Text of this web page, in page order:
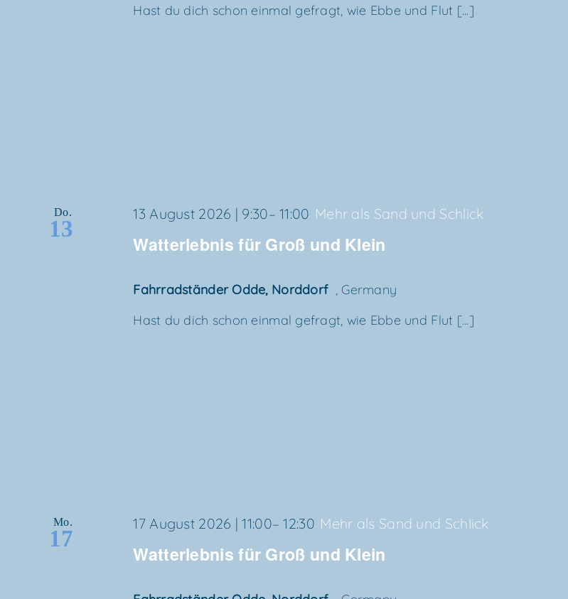
Hast du dich schon ein­mal gefragt, wie Ebbe und Flut [...]
Do.
13
Wat­t­er­leb­nis für Groß und Klein
13 August 2026 | 9:30–11:00 Mehr als Sand und Schlick
Fahr­rad­stän­der Odde, Norddorf , Germany
Hast du dich schon ein­mal gefragt, wie Ebbe und Flut [...]
Mo.
17
Wat­t­er­leb­nis für Groß und Klein
17 August 2026 | 11:00–12:30 Mehr als Sand und Schlick